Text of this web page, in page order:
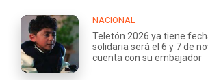
NACIONAL
Teletón 2026 ya tiene
solidaria será el 6 y 7 de
cuenta con su embajador